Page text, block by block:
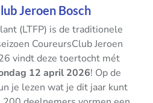
Jeroen Bosch
(LTFP) is de traditionele
CoureursClub Jeroen
vindt deze toertocht mét
12 april 2026! Op de
je lezen wat je dit jaar kunt